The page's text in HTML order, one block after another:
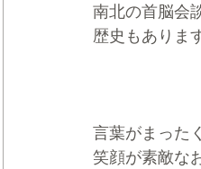
南北の首脳会
歴史もありま
言葉がまった
笑顔が素敵な